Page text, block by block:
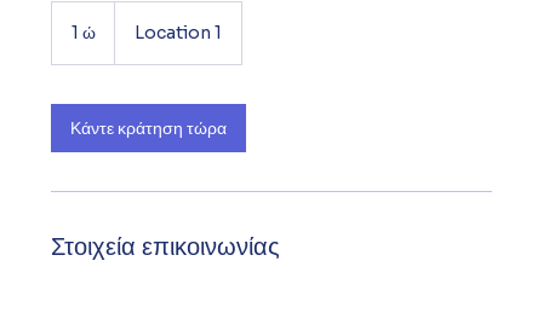
1 ώ Location 1
Κάντε κράτηση τώρα
Στοιχεία επικοινωνίας